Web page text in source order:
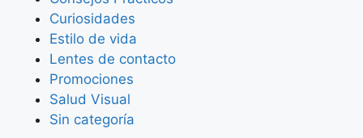
Curiosidades
Estilo de vida
Lentes de contacto
Promociones
Salud Visual
Sin categoría